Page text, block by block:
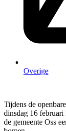
Overige
Tijdens de
dinsdag 16
de gemeente Oss